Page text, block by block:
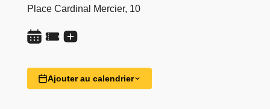
Place Cardinal Mercier, 10
Ajouter au calendrier